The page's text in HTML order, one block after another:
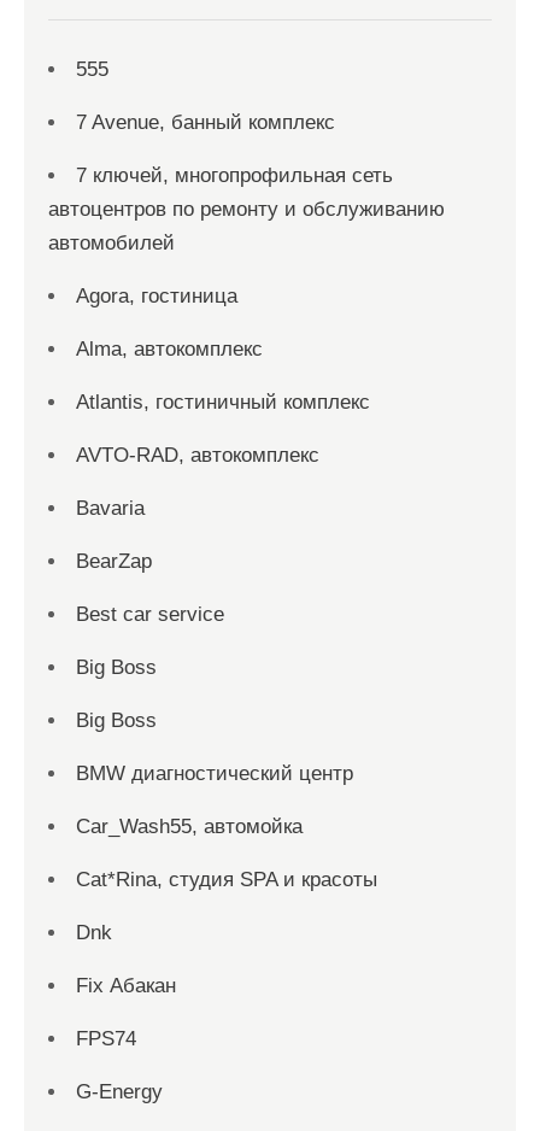
555
7 Avenue, банный комплекс
7 ключей, многопрофильная сеть
автоцентров по ремонту и обслуживанию
автомобилей
Agora, гостиница
Alma, автокомплекс
Atlantis, гостиничный комплекс
AVTO-RAD, автокомплекс
Bavaria
BearZap
Best car service
Big Boss
Big Boss
BMW диагностический центр
Car_Wash55, автомойка
Cat*Rina, студия SPA и красоты
Dnk
Fix Абакан
FPS74
G-Energy